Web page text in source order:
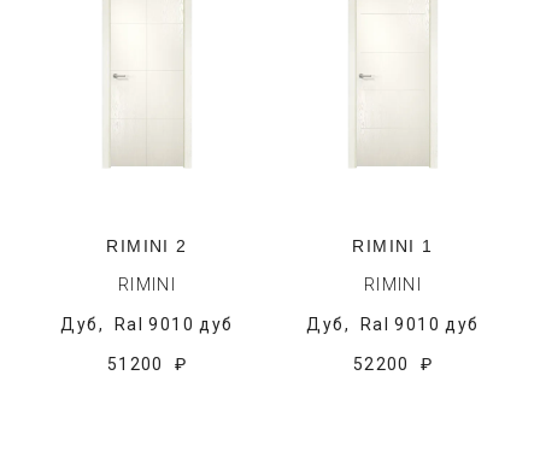
RIMINI 2
RIMINI
Дуб, Ral 9010 дуб
51200 ₽
RIMINI 1
RIMINI
Дуб, Ral 9010 дуб
52200 ₽